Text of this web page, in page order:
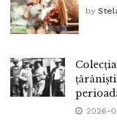
by
2026-